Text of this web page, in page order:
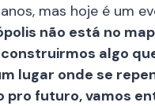
mas hoje é um
não está no
algo
lugar onde se
pro futuro, vamos